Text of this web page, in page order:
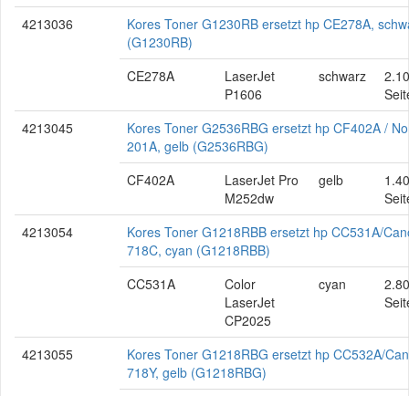
4213036
Kores Toner G1230RB ersetzt hp CE278A,
(G1230RB)
CE278A
LaserJet
P1606
schwarz
4213045
Kores Toner G2536RBG ersetzt hp CF402A /
201A, gelb (G2536RBG)
CF402A
LaserJet Pro
M252dw
gelb
4213054
Kores Toner G1218RBB ersetzt hp CC531A/
718C, cyan (G1218RBB)
CC531A
Color
LaserJet
CP2025
cyan
4213055
Kores Toner G1218RBG ersetzt hp CC532A/
718Y, gelb (G1218RBG)